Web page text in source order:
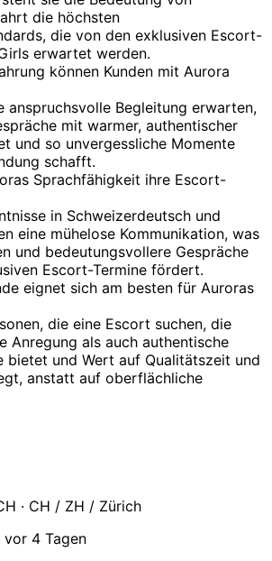
die höchsten
die von den exklusiven Escort-
erwartet werden.
können Kunden mit Aurora
anspruchsvolle Begleitung erwarten,
mit warmer, authentischer
und so unvergessliche Momente
schafft.
Sprachfähigkeit ihre Escort-
in Schweizerdeutsch und
eine mühelose Kommunikation, was
und bedeutungsvollere Gespräche
Escort-Termine fördert.
eignet sich am besten für Auroras
die eine Escort suchen, die
Anregung als auch authentische
bietet und Wert auf Qualitätszeit und
anstatt auf oberflächliche
· CH / ZH / Zürich
4 Tagen